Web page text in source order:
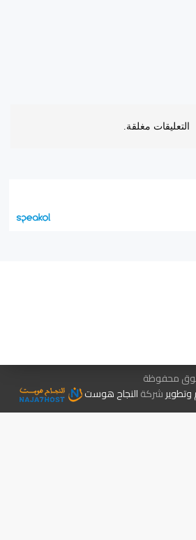
التعليقات مغلقة.
شركةالنجاح هوست